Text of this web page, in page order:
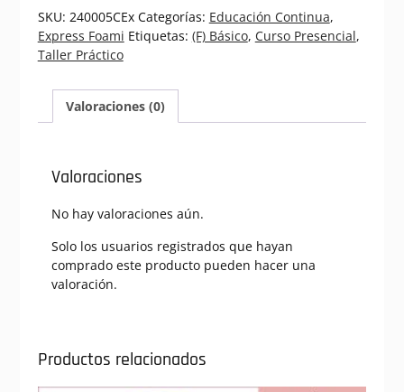
Curso
Presencial
Express
Foami
(240005CEx)
cantidad
SKU: 240005CEx Categorías: Educación Continua,
Express Foami Etiquetas: (F) Básico, Curso Presencial,
Taller Práctico
Valoraciones (0)
Valoraciones
No hay valoraciones aún.
Solo los usuarios registrados que hayan
comprado este producto pueden hacer una
valoración.
Productos relacionados